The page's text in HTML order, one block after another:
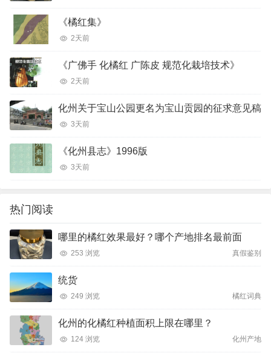
《橘红集》
2天前
《广佛手 化橘红 广陈皮 规范化栽培技术》
2天前
化州关于宝山公园更名为宝山贡园的征求意见稿
3天前
《化州县志》1996版
3天前
热门阅读
哪里的橘红效果最好？哪个产地排名最前面
253 浏览 真假鉴别
统货
249 浏览 橘红词典
化州的化橘红种植面积上限在哪里？
124 浏览 化州产地